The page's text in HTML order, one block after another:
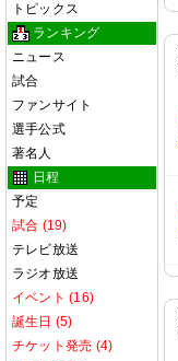
トピックス
ランキング
ニュース
試合
ファンサイト
選手公式
著名人
日程
予定
試合 (19)
テレビ放送
ラジオ放送
イベント (16)
誕生日 (5)
チケット発売 (4)